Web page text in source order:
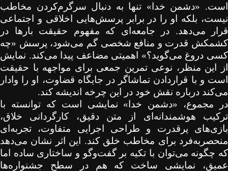
است. «دشمن خدا» تنها به دنبال سرگرم‌کردن مخاطب
نیست، بلکه او را در برابر پرسش‌هایی اخلاقی و اجتماعی
قرار می‌دهد. در جامعه‌ای که مفهوم حقیقت بارها در
کشمکش قدرت و منافع شخصی گم می‌شود، پرسش «چه
کسی دروغ می‌گوید؟» اهمیتی مضاعف پیدا می‌کند. نمایش
از این منظر، نوعی تمرین جمعی برای مواجهه با حقیقت
است و با قراردادن تماشاگر در جایگاه قضاوت، او را وادار
می‌کند درباره نقش خود در این چرخه اندیشه کند.
در مجموع، «دشمن خدا» نمایشی است که توانسته با
ترکیب هوشمندانه‌ای از متن دقیق، کارگردانی خلاق،
بازی‌های پرقدرت و طراحی اجرایی متفاوت، تجربه‌ای
منحصر‌به‌فرد برای مخاطب خلق کند. این اثر نشان می‌دهد
که چگونه می‌توان با تکیه بر گفت‌وگو و ساختاری ساده اما
عمیق، نمایشی ساخت که هم در سطح جشنواره‌ها